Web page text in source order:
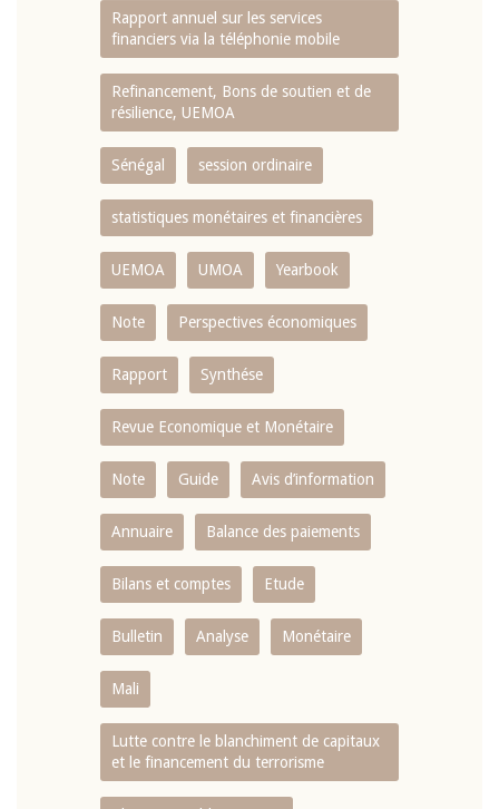
Rapport annuel sur les services
financiers via la téléphonie mobile
Refinancement, Bons de soutien et de
résilience, UEMOA
Sénégal session ordinaire
statistiques monétaires et financières
UEMOA UMOA Yearbook
Note Perspectives économiques
Rapport Synthése
Revue Economique et Monétaire
Note Guide Avis d’information
Annuaire Balance des paiements
Bilans et comptes Etude
Bulletin Analyse Monétaire
Mali
Lutte contre le blanchiment de capitaux
et le financement du terrorisme